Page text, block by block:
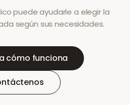
puede ayudarle a elegir la
según sus necesidades.
cómo funciona